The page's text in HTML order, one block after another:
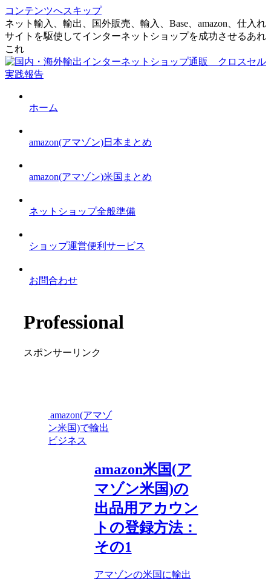
コンテンツへスキップ
ネット輸入、輸出、国外販売、輸入、Base、amazon、仕入れ
サイトを駆使してインターネットショップを成功させるあれ
これ
ホーム
amazon(アマゾン)日本まとめ
amazon(アマゾン)米国まとめ
ネットショップ全般準備
ショップ運営便利サービス
お問合わせ
Professional
スポンサーリンク
amazon(アマゾ
ン米国)で輸出
ビジネス
amazon米国(ア
マゾン米国)の
出品用アカウン
トの登録方法：
その1
アマゾンの米国に輸出